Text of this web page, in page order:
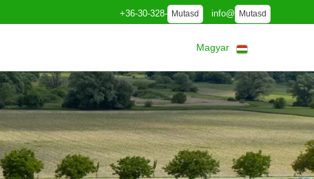
+36-30-328- Mutasd info@ Mutasd
Magyar